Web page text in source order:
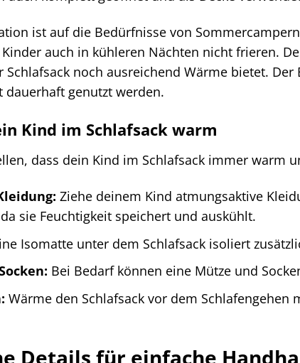
ist auf die Bedürfnisse von
auch in kühleren Nächten nicht frieren.
Schlafsack noch ausreichend Wärme bietet.
dauerhaft genutzt werden.
Kind im Schlafsack warm
dass dein Kind im Schlafsack immer warm
Ziehe deinem Kind atmungsaktive
sie Feuchtigkeit speichert und auskühlt.
Isomatte unter dem Schlafsack isoliert
Bei Bedarf können eine Mütze und
Wärme den Schlafsack vor dem
Details für einfache